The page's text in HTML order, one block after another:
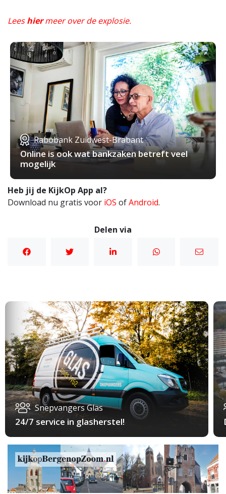
Leeshiermeer over de explosie.
Rabobank Zuidwest-Brabant
Online is ook wat bankzaken betreft veel
mogelijk
Heb jij de KijkOp App al?
Download nu gratis voor iOS ofAndroid.
Delen via
Snepvangers Glas
24/7 service in glasherstel!